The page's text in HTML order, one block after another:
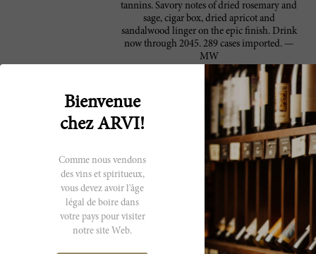
tannins. Savory notes of dried rosemary and
sage, cigar box, dried apricot and
sandalwood linger on the epic finish. Drink
now through 2045. 289 cases imported. —
MW
Parker
Strongly marked—as always—by its 100%
American oak elevage, the 2017 Grange
backs up the cedar and vanilla notes with
ample blackberry and cassis fruit. Full-
bodied, ripe and almost decadently creamy
in the mouth, it's loaded with substance,
concentrated and rich, yet—in the context of
Grange—relatively light and elegant-
seeming on the finish. Only the seventh-ever
Grange to be exclusively Shiraz, it originates
from Barossa Valley (86%) and McLaren
Vale (14%); Shiraz from other growing
regions in South Australia failed to make the
grade this year.
Bienvenue
chez ARVI!
Comme nous vendons
des vins et spiritueux,
vous devez avoir l'âge
légal de boire dans
votre pays pour visiter
notre site Web.